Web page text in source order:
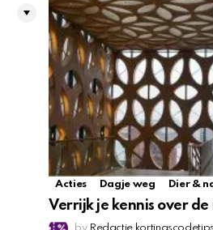
Acties Dagje weg Dier &
Verrijk je kennis over
by Redactie